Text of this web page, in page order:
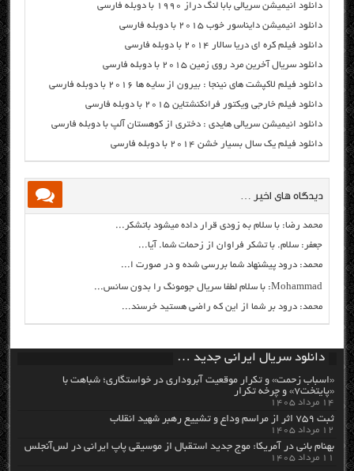
دانلود انیمیشن سریالی بابا لنگ دراز ۱۹۹۰ با دوبله فارسی
دانلود انیمیشن دایناسور خوب ۲۰۱۵ با دوبله فارسی
دانلود فیلم کره ای دریا سالار ۲۰۱۴ با دوبله فارسی
دانلود سریال آخرین مرد روی زمین ۲۰۱۵ با دوبله فارسی
دانلود فیلم لاکپشت های نینجا : بیرون از سایه ها ۲۰۱۶ با دوبله فارسی
دانلود فیلم خارجی ویکتور فرانکنشتاین ۲۰۱۵ با دوبله فارسی
دانلود انیمیشن سریالی هایدی : دختری از کوهستان آلپ با دوبله فارسی
دانلود فیلم یک سال بسیار خشن ۲۰۱۴ با دوبله فارسی
دیدگاه های اخیر …
محمد رضا: با سلام به زودی قرار داده میشود باتشکر...
جعفر: سلام. با تشکر فراوان از زحمات شما. آیا...
محمد: درود پیشنهاد شما بررسی شده و در صورت ا...
Mohammad: با سلام لطفا سریال جومونگ را بدون سانس...
محمد: درود بر شما از این که راضی هستید خرسند...
دانلود سریال ایرانی جدید …
«اسباب زحمت» و تکرار موقعیت آبروداری در خواستگاری؛ شباهت با
«پایتخت۷» و چرخه تکرار
۱۴ مرداد ۱۴۰۵
ثبت ۷۵۹ اثر از مراسم وداع و تشییع رهبر شهید انقلاب
۱۲ مرداد ۱۴۰۵
بهنام بانی در آمریکا: موج جدید استقبال از موسیقی پاپ ایرانی در لس‌آنجلس
۱۱ مرداد ۱۴۰۵